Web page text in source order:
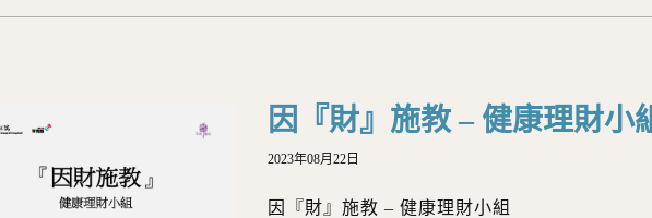
因『財』施教 – 健康理財小
2023年08月22日
因『財』施教 – 健康理財小組